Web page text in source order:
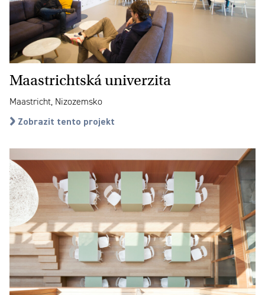
Maastrichtská univerzita
Maastricht, Nizozemsko
Zobrazit tento projekt